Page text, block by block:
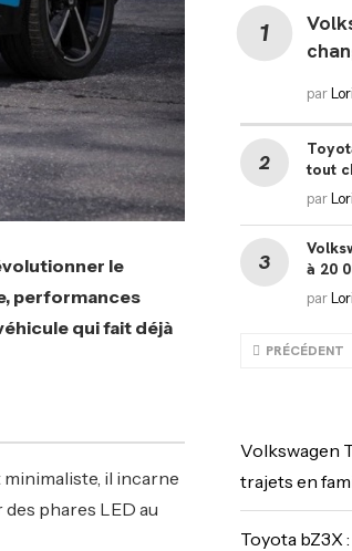
le
performances
qui fait déjà
minimaliste, il incarne
des phares LED au
par
tout
par
à 20
par
PRÉCÉDENT
Volkswagen
trajets en
Toyota bZ3X